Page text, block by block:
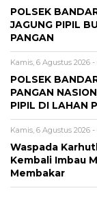
POLSEK
JAGUNG PIPIL
PANGAN
Kamis, 6 Agustus 2026 -
POLSEK
PANGAN
PIPIL DI LAHAN
Kamis, 6 Agustus 2026 -
Waspada
Kembali Imbau
Membakar